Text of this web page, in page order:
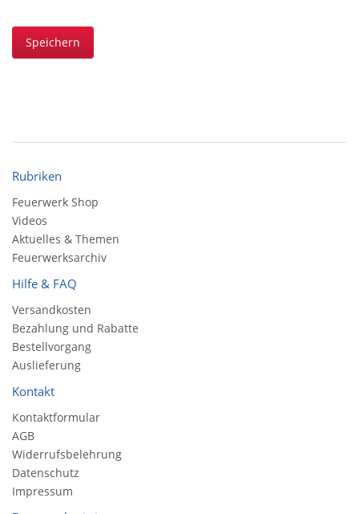
Speichern
Rubriken
Feuerwerk Shop
Videos
Aktuelles & Themen
Feuerwerksarchiv
Hilfe & FAQ
Versandkosten
Bezahlung und Rabatte
Bestellvorgang
Auslieferung
Kontakt
Kontaktformular
AGB
Widerrufsbelehrung
Datenschutz
Impressum